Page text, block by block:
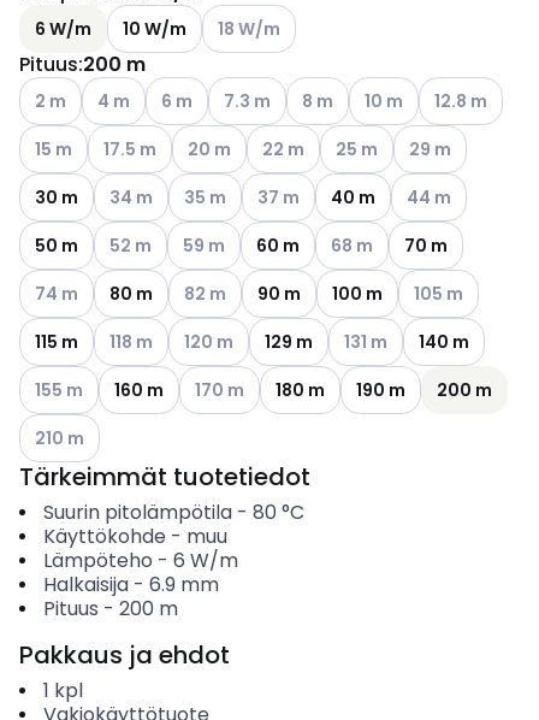
6 W/m 10 W/m Katso käytettävissä olevat vaihtoehdot
18 W/m
Pituus:200 m
Katso käytettävissä olevat vaihtoehdot
2 m Katso käytettävissä olevat vaihtoehdot
4 m Katso käytettävissä olevat vaihtoehdot
6 m Katso käytettävissä olevat vaihtoehdot
7.3 m Katso käytettävissä olevat
8 m Katso käytettävissä
10 m Katso
12.8 m
Katso käytettävissä olevat vaihtoehdot
15 m Katso käytettävissä olevat vaihtoehdot
17.5 m Katso käytettävissä olevat vaihtoehdot
20 m Katso käytettävissä olevat
22 m Katso käytettävissä
25 m Katso
29 m
30 m
Katso käytettävissä olevat vaihtoehdot
34 m Katso käytettävissä olevat vaihtoehdot
35 m Katso käytettävissä olevat
37 m 40 m Katso
44 m
50 m
Katso käytettävissä olevat vaihtoehdot
52 m Katso käytettävissä olevat vaihtoehdot
59 m 60 m Katso käytettävissä
68 m
70 m
Katso käytettävissä olevat vaihtoehdot
74 m 80 m Katso käytettävissä olevat vaihtoehdot
82 m 90 m 100 m Katso
105 m
115 m
Katso käytettävissä olevat vaihtoehdot
118 m Katso käytettävissä olevat vaihtoehdot
120 m 129 m Katso käytettävissä
131 m
140 m
Katso käytettävissä olevat vaihtoehdot
155 m 160 m Katso käytettävissä olevat vaihtoehdot
170 m 180 m 190 m
200 m
Katso käytettävissä olevat vaihtoehdot
210 m
Tärkeimmät tuotetiedot
Suurin pitolämpötila- 80 °C
Käyttökohde - muu
Lämpöteho - 6 W/m
Halkaisija- 6.9 mm
Pituus - 200 m
Pakkaus ja ehdot
1 kpl